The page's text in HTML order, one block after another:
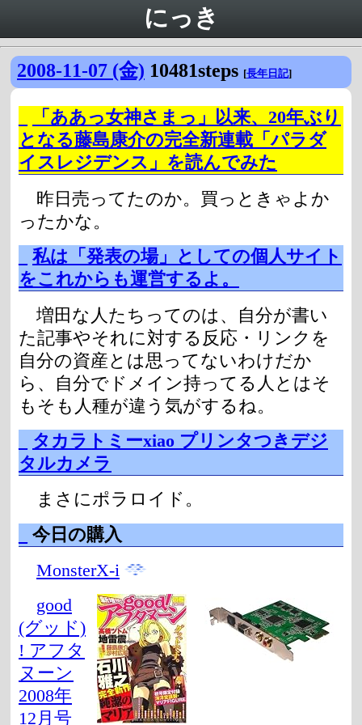
にっき
2008-11-07 (金) 10481steps [長年日記]
「ああっ女神さまっ」以来、20年ぶり
となる藤島康介の完全新連載「パラダ
イスレジデンス」を読んでみた
昨日売ってたのか。買っときゃよか
ったかな。
私は「発表の場」としての個人サイト
をこれからも運営するよ。
増田な人たちってのは、自分が書い
た記事やそれに対する反応・リンクを
自分の資産とは思ってないわけだか
ら、自分でドメイン持ってる人とはそ
もそも人種が違う気がするね。
タカラトミーxiao プリンタつきデジ
タルカメラ
まさにポラロイド。
今日の購入
MonsterX-i
good
(グッド)
! アフタ
ヌーン
2008年
12月号